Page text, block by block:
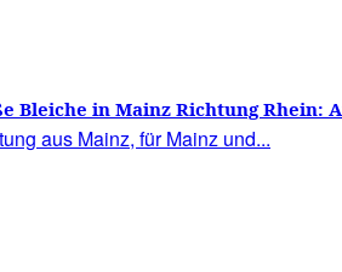
Mainz
Bleiche in Mainz Richtung Rhein:
stinksauer – Haben die Mainzer